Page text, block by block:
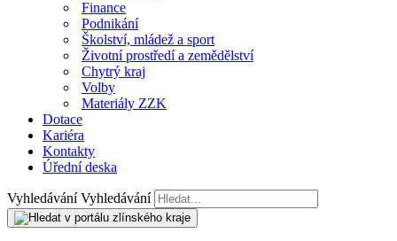
Finance
Podnikání
Školství, mládež a sport
Životní prostředí a zemědělství
Chytrý kraj
Volby
Materiály ZZK
Dotace
Kariéra
Kontakty
Úřední deska
Vyhledávání Vyhledávání